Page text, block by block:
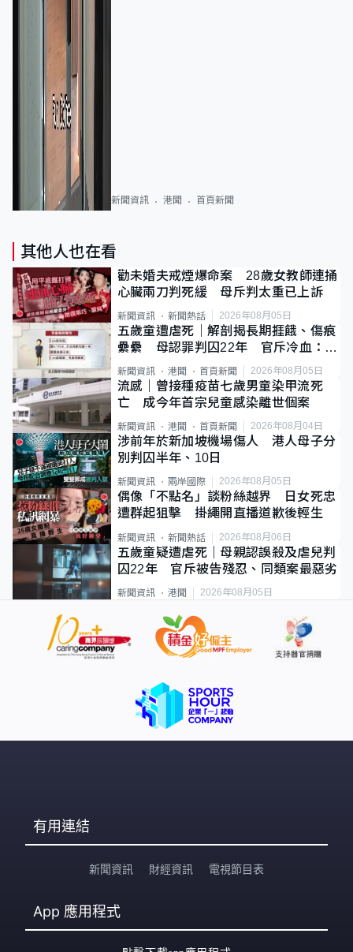
新聞資訊 港聞 首頁新聞
其他人也在看
勸未婚夫戒煙爆命案 28歲女教師連捅
心臟兩刀判死緩 母斥判太重已上訴
新聞資訊 新聞熱話 2026年08月05日
五歲童遭虐死｜解剖揭長期捱餓、傷痕
纍纍 母認罪判囚22年 官斥冷血：同
類案最惡劣
新聞資訊 港聞 首頁新聞 2026年08月05日
流感｜曾接種疫苗七歲男童染甲流死
亡 成今年首宗兒童感染離世個案
新聞資訊 港聞 首頁新聞 2026年08月04日
涉前年於新加坡機場傷人 港人母子分
別判囚半年、10日
新聞資訊 兩岸國際 2026年08月05日
偶像「不點名」談粉絲越界 日女死忠
遭群起狙擊 掛繩開直播道歉後輕生
新聞資訊 新聞熱話 2026年08月06日
五歲童疑遭虐死｜母親認誤殺及虐兒判
囚22年 官斥被告殘忍、同類案最惡劣
新聞資訊 港聞 2026年08月05日
有用連結
新聞資訊 財經資訊 電視節目表
App 應用程式